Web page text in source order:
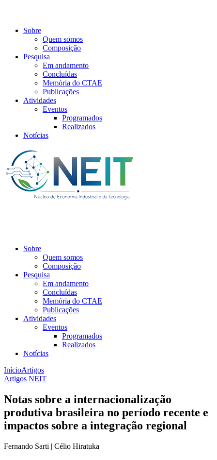
Sobre
Quem somos
Composição
Pesquisa
Em andamento
Concluídas
Memória do CTAE
Publicações
Atividades
Eventos
Programados
Realizados
Notícias
Sobre
Quem somos
Composição
Pesquisa
Em andamento
Concluídas
Memória do CTAE
Publicações
Atividades
Eventos
Programados
Realizados
Notícias
InícioArtigos
Artigos NEIT
Notas sobre a internacionalização
produtiva brasileira no período recente e
impactos sobre a integração regional
Fernando Sarti | Célio Hiratuka